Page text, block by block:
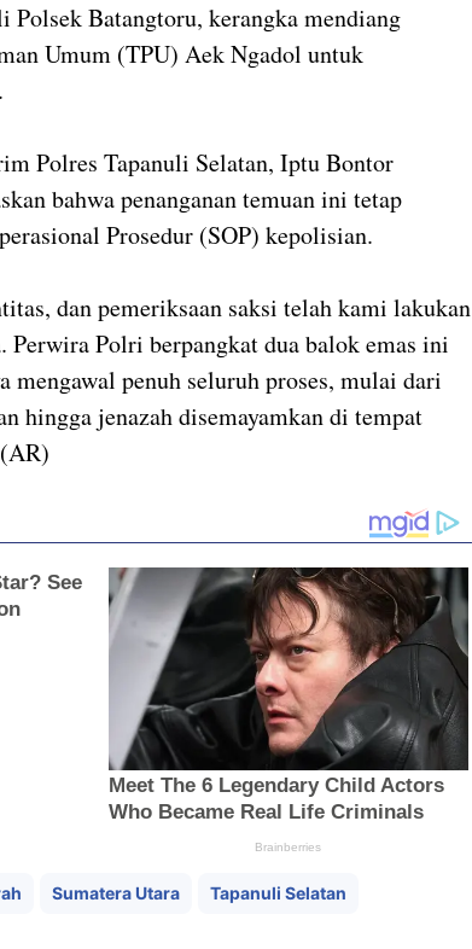
Batangtoru, kerangka mendiang
Umum (TPU) Aek Ngadol untuk
Polres Tapanuli Selatan, Iptu Bontor
bahwa penanganan temuan ini tetap
Prosedur (SOP) kepolisian.
dan pemeriksaan saksi telah kami lakukan
Perwira Polri berpangkat dua balok emas ini
mengawal penuh seluruh proses, mulai dari
hingga jenazah disemayamkan di tempat
Sumatera Utara Tapanuli Selatan